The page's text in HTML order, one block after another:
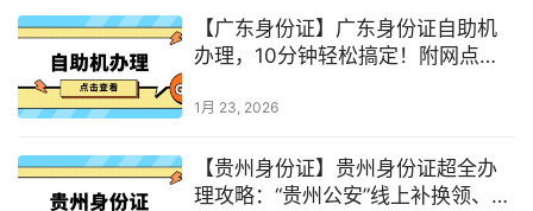
【广东身份证】广东身份证自助机
办理，10分钟轻松搞定！附网点查
1月 23, 2026
【贵州身份证】贵州身份证超全办
理攻略：“贵州公安”线上补换领、窗